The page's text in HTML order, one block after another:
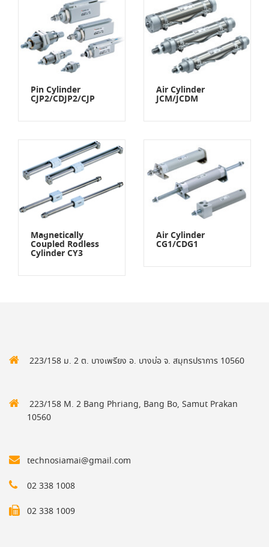
Pin Cylinder
CJP2/CDJP2/CJP
Air Cylinder
JCM/JCDM
Magnetically
Coupled Rodless
Cylinder CY3
Air Cylinder
CG1/CDG1
223/158 ม. 2 ต. บางเพรียง อ. บางบ่อ จ. สมุทรปราการ 10560
223/158 M. 2 Bang Phriang, Bang Bo, Samut Prakan
10560
technosiamai@gmail.com
02 338 1008
02 338 1009